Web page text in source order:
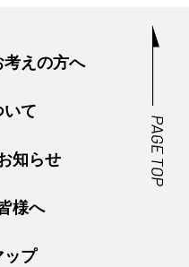
考えの方へ
いて
知らせ
様へ
ップ